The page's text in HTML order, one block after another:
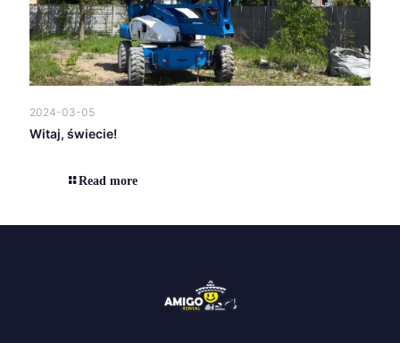
2024-03-05
Witaj, świecie!
Read more